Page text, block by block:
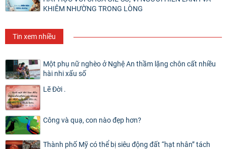
KHIÊM NHƯỜNG TRONG LÒNG
Tin xem nhiều
Một phụ nữ nghèo ở Nghệ An thầm lặng chôn cất nhiều
hài nhi xấu số
Lẽ Đời .
Công và quạ, con nào đẹp hơn?
Thành phố Mỹ có thể bị siêu động đất “hạt nhân” tách